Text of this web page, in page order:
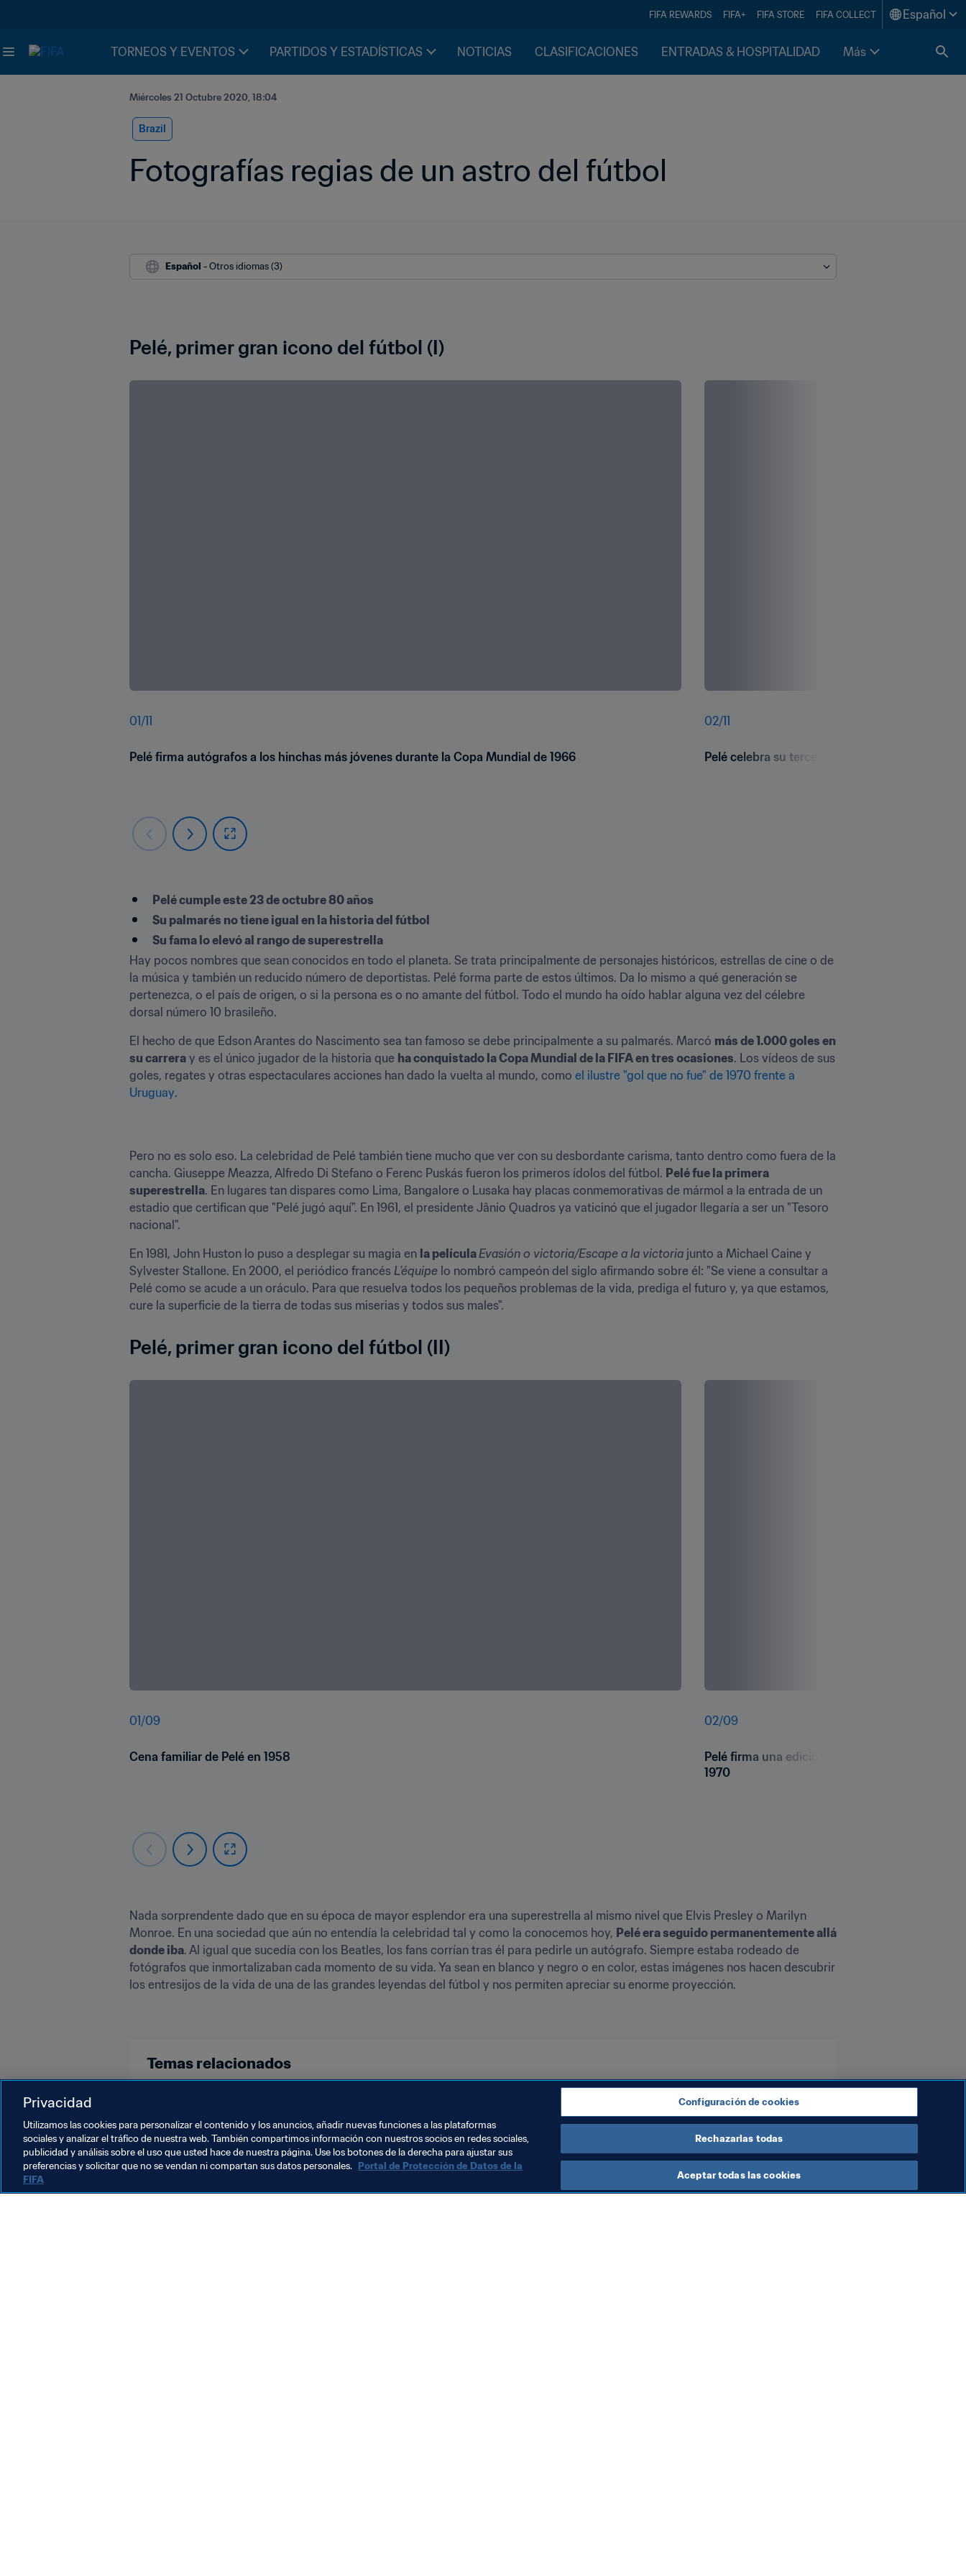
FIFA REWARDS FIFA+ FIFA STORE FIFA COLLECT Español
TORNEOS Y EVENTOS PARTIDOS Y ESTADÍSTICAS NOTICIAS CLASIFICACIONES ENTRADAS & HOSPITALIDAD Más
Miércoles 21 Octubre 2020, 18:04
Brazil
Fotografías regias de un astro del fútbol
Español - Otros idiomas (3)
Pelé, primer gran icono del fútbol (I)
01 /11
Pelé firma autógrafos a los hinchas más jóvenes durante la Copa Mundial de 1966
02/11
Pelé celebra su tercer título mundial,
Pelé cumple este 23 de octubre 80 años
Su palmarés no tiene igual en la historia del fútbol
Su fama lo elevó al rango de superestrella
Hay pocos nombres que sean conocidos en todo el planeta. Se trata principalmente de personajes históricos, estrellas de cine o de
la música y también un reducido número de deportistas. Pelé forma parte de estos últimos. Da lo mismo a qué generación se
pertenezca, o el país de origen, o si la persona es o no amante del fútbol. Todo el mundo ha oído hablar alguna vez del célebre
dorsal número 10 brasileño.
El hecho de que Edson Arantes do Nascimento sea tan famoso se debe principalmente a su palmarés. Marcó más de 1.000 goles en
su carrera y es el único jugador de la historia que ha conquistado la Copa Mundial de la FIFA en tres ocasiones. Los vídeos de sus
goles, regates y otras espectaculares acciones han dado la vuelta al mundo, como el ilustre "gol que no fue" de 1970 frente a
Uruguay.
Pero no es solo eso. La celebridad de Pelé también tiene mucho que ver con su desbordante carisma, tanto dentro como fuera de la
cancha. Giuseppe Meazza, Alfredo Di Stefano o Ferenc Puskás fueron los primeros ídolos del fútbol. Pelé fue la primera
superestrella. En lugares tan dispares como Lima, Bangalore o Lusaka hay placas conmemorativas de mármol a la entrada de un
estadio que certifican que "Pelé jugó aquí". En 1961, el presidente Jânio Quadros ya vaticinó que el jugador llegaría a ser un "Tesoro
nacional".
En 1981, John Huston lo puso a desplegar su magia en la película Evasión o victoria/Escape a la victoria junto a Michael Caine y
Sylvester Stallone. En 2000, el periódico francés L'équipe lo nombró campeón del siglo afirmando sobre él: "Se viene a consultar a
Pelé como se acude a un oráculo. Para que resuelva todos los pequeños problemas de la vida, prediga el futuro y, ya que estamos,
cure la superficie de la tierra de todas sus miserias y todos sus males".
Pelé, primer gran icono del fútbol (II)
01/09
Cena familiar de Pelé en 1958
02/09
Pelé firma una edición especial de estampillas
1970
Nada sorprendente dado que en su época de mayor esplendor era una superestrella al mismo nivel que Elvis Presley o Marilyn
Monroe. En una sociedad que aún no entendía la celebridad tal y como la conocemos hoy, Pelé era seguido permanentemente allá
donde iba. Al igual que sucedía con los Beatles, los fans corrían tras él para pedirle un autógrafo. Siempre estaba rodeado de
fotógrafos que inmortalizaban cada momento de su vida. Ya sean en blanco y negro o en color, estas imágenes nos hacen descubrir
los entresijos de la vida de una de las grandes leyendas del fútbol y nos permiten apreciar su enorme proyección.
Temas relacionados
Privacidad
Utilizamos las cookies para personalizar el contenido y los anuncios, añadir nuevas funciones a las plataformas
sociales y analizar el tráfico de nuestra web. También compartimos información con nuestros socios en redes sociales,
publicidad y análisis sobre el uso que usted hace de nuestra página. Use los botones de la derecha para ajustar sus
preferencias y solicitar que no se vendan ni compartan sus datos personales. Portal de Protección de Datos de la
FIFA
Configuración de cookies
Rechazarlas todas
Aceptar todas las cookies